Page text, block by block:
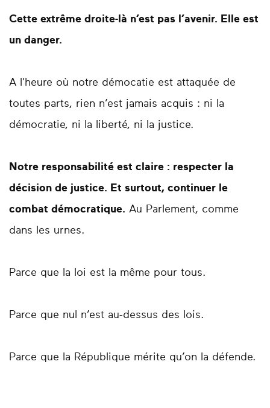
Cette extrême droite-là n’est pas l’avenir. Elle est
un danger.
A l'heure où notre démocatie est attaquée de
toutes parts, rien n’est jamais acquis : ni la
démocratie, ni la liberté, ni la justice.
Notre responsabilité est claire : respecter la
décision de justice. Et surtout, continuer le
combat démocratique. Au Parlement, comme
dans les urnes.
Parce que la loi est la même pour tous.
Parce que nul n’est au-dessus des lois.
Parce que la République mérite qu’on la défende.